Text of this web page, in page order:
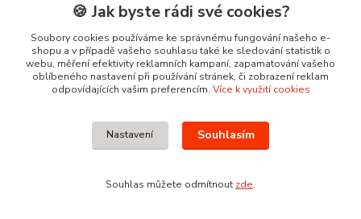
Zákaznická podpora Stavby DaS
+420 720 190 190
(Po-Pá, 7-16 hod.)
info@stavbydas.cz
🍪 Jak byste rádi své cookies?
Soubory cookies používáme ke správnému fungování našeho e-
shopu a v případě vašeho souhlasu také ke sledování statistik o
webu, měření efektivity reklamních kampaní, zapamatování vašeho
oblíbeného nastavení při používání stránek, či zobrazení reklam
odpovídajících vašim preferencím. Více k využití cookies
Nastavení Souhlasím
Souhlas můžete odmítnout zde.